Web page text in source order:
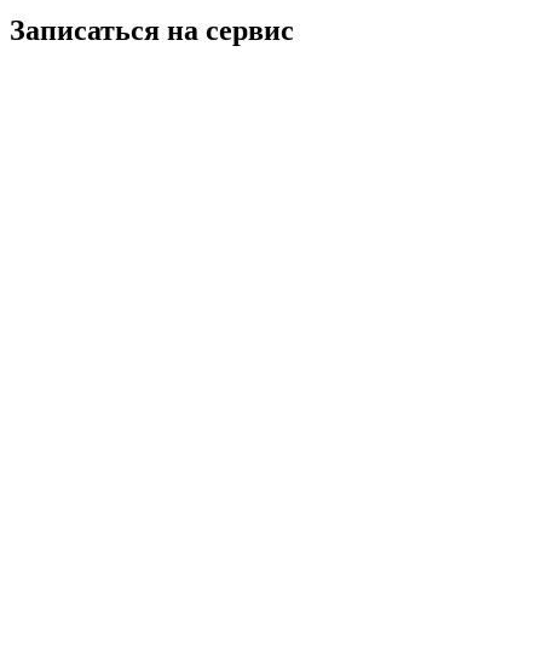
Записаться на сервис